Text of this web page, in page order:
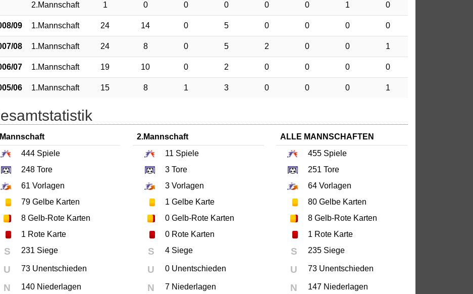
2.Mannschaft 1 0 0 0 0 0 1 0
09 1.Mannschaft 24 14 0 5 0 0 0 0
08 1.Mannschaft 24 8 0 5 2 0 0 1
07 1.Mannschaft 19 10 0 2 0 0 0 0
06 1.Mannschaft 15 8 1 3 0 0 0 1
444 Spiele
248 Tore
61 Vorlagen
79 Gelbe Karten
8 Gelb-Rote Karten
1 Rote Karte
S 231 Siege
U 73 Unentschieden
N 140 Niederlagen
2.Mannschaft
11 Spiele
3Tore
3Vorlagen
1 Gelbe Karte
0Gelb-Rote Karten
0Rote Karten
S 4 Siege
U 0 Unentschieden
N 7 Niederlagen
ALLE MANNSCHAFTEN
455 Spiele
251 Tore
64 Vorlagen
80 Gelbe Karten
8 Gelb-Rote Karten
1 Rote Karte
S 235 Siege
U 73 Unentschieden
N 147 Niederlagen